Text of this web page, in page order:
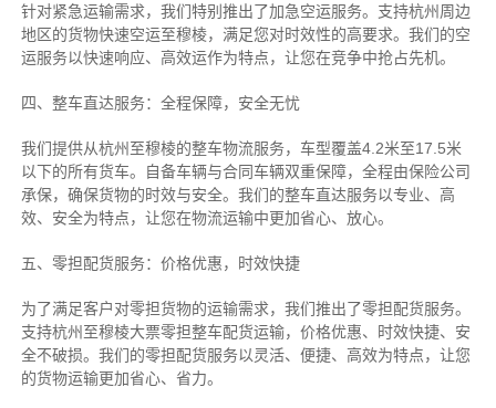
针对紧急运输需求，我们特别推出了加急空运服务。支持杭州周边
地区的货物快速空运至穆棱，满足您对时效性的高要求。我们的空
运服务以快速响应、高效运作为特点，让您在竞争中抢占先机。
四、整车直达服务：全程保障，安全无忧
我们提供从杭州至穆棱的整车物流服务，车型覆盖4.2米至17.5米
以下的所有货车。自备车辆与合同车辆双重保障，全程由保险公司
承保，确保货物的时效与安全。我们的整车直达服务以专业、高
效、安全为特点，让您在物流运输中更加省心、放心。
五、零担配货服务：价格优惠，时效快捷
为了满足客户对零担货物的运输需求，我们推出了零担配货服务。
支持杭州至穆棱大票零担整车配货运输，价格优惠、时效快捷、安
全不破损。我们的零担配货服务以灵活、便捷、高效为特点，让您
的货物运输更加省心、省力。